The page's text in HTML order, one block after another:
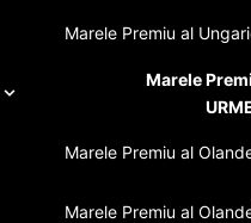
Marele Premiu al
Marele
Marele Premiu al
Marele Premiu al